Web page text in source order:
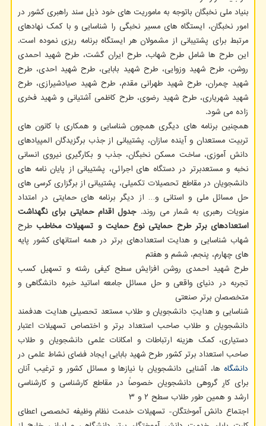
بنیاد ملی نخبگان باتوجه به ماموریت های خود ذیل سند راهبری کشور در
امور نخبگان، ایستگاه های مسیر نخبگی را شناسایی و با کمک نهادهای
مرتبط برای پشتیبانی از مشمولان هر ایستگاه برنامه ریزی نموده است.
این طرح ها شامل طرح شهاب، طرح ایران گشت، طرح شهید احمدی
روشن، طرح شهید وزوایی، طرح شهید بابایی، طرح شهید احدی، طرح
شهید چمران، طرح شهید طهرانی مقدم، طرح شهید صیادشیرازی، طرح
شهید شهریاری، طرح شهید رضوی، طرح کاظمی آشتیانی و شهید فخری
زاده می شود.
همچنین برنامه های دیگری همچون شناسایی و همکاری با کانون های
تربیت مستعدان و آینده سازان، پشتیبانی از جذب برگزیدگان المپیادهای
دانش ‏آموزی، ساخت مسکن نخبگان، جذب و بکارگیری نیروی انسانی
نخبه و مستعدبرتر در دستگاه های اجرائی، پشتیبانی از پایان نامه های
دانشجویان در مقاطع تحصیلات تکمیلی، پشتیبانی از برگزاری کرسی های
حل مسائل ملی و استانی و… از دیگر برنامه های حمایتی در امتداد
منویات رهبری به شمار می روند.جدول اقدام حمایتی برای نگهداشت
استعدادهای برتر طرح حمایتی نوع حمایت و تسهیلات مخاطبطرح
شهاب شناسایی و هدایت استعدادهای برتر در همه استانهای کشور پایه
های چهارم، پنجم، ششم و هفتم
طرح شهید احمدی روشن افزایش سطح کیفی رشته و تسهیل کسب
تجربه در دنیای واقعی و حل مسائل جامعه اساتید خبره دانشگاهی و
متخصصان برتر صنعتی
شناسایی و هدایتِ دانشجویان و طلاب مستعد تحصیلی هدایت هدفمند
دانشجویان و طلاب صاحب استعداد برتر و اختصاص تسهیلات اعتبار
دستیاری، کمک هزینه ارتباطات و امکانات علمی دانشجویان و طلاب
صاحب استعداد برتر کشور طرح شهید بابایی ایجاد فضای نشاط علمی در
دانشگاه ها، آشنایی دانشجویان با نیازها و مسائل کشور و ترغیب آنان
برای کارِ گروهی دانشجویان خصوصاً در مقاطع کارشناسی و کارشناسی
ارشد و همین طور طلاب سطح ۲ و ۳
اجتماع دانش آموختگان- تسهیلات خدمت نظام وظیفه تخصصی اعطای